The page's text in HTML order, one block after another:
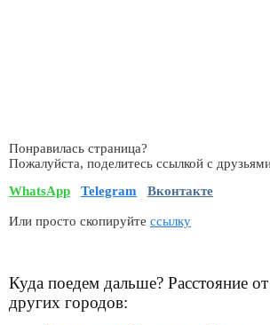
Понравилась страница?
Пожалуйста, поделитесь ссылкой с
WhatsApp
Telegram Вконтакте
Или просто скопируйте ссылку
Куда поедем дальше? Расстояние
других городов: